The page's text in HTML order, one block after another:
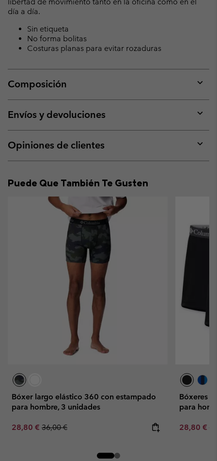
día a día.
Sin etiqueta
No forma bolitas
Costuras planas para evitar rozaduras
Composición
or
Envíos y devoluciones
or
Opiniones de clientes
or
Puede Que También Te Gusten
Bóxer largo elástico 360 con estampado
para hombre, 3 unidades
Sale price:
28,80 € Regular price:
36,00 €
Bóxeres
para
Sale price:
28,80 €